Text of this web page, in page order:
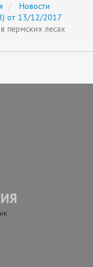
Новости
от 13/12/2017
пермских лесах